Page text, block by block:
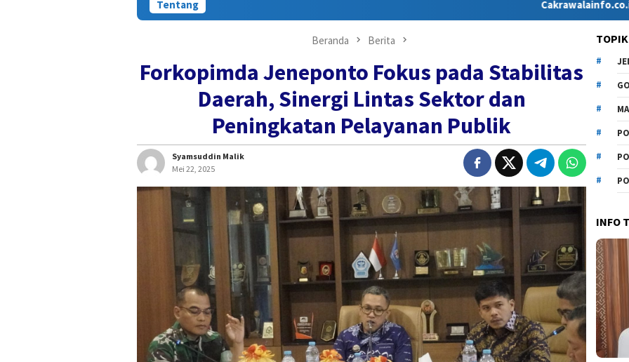
Tentang Cakrawalainfo.co.id hadir
Beranda Berita
Forkopimda Jeneponto Fokus pada Stabilitas
Daerah, Sinergi Lintas Sektor dan
Peningkatan Pelayanan Publik
Syamsuddin Malik
Mei 22, 2025
INFO